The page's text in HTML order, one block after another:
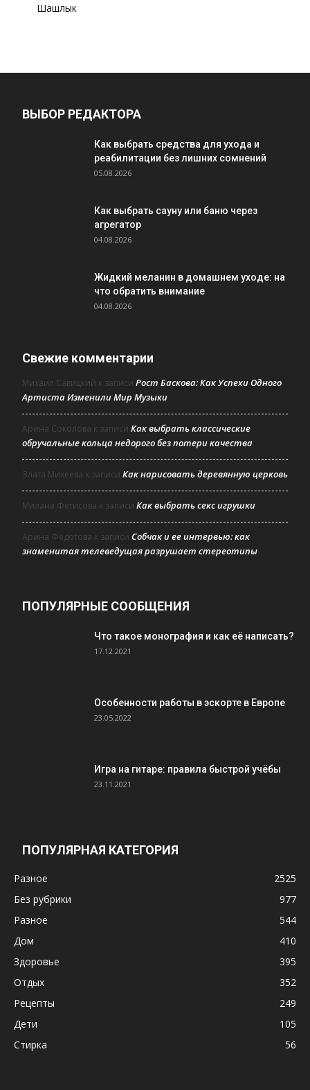
Шашлык
ВЫБОР РЕДАКТОРА
Как выбрать средства для ухода и
реабилитации без лишних сомнений
05.08.2026
Как выбрать сауну или баню через
агрегатор
04.08.2026
Жидкий меланин в домашнем уходе: на
что обратить внимание
04.08.2026
Свежие комментарии
Михаил Савицкий к записи Рост Баскова: Как Успехи Одного
Артиста Изменили Мир Музыки
Арина Соколова к записи Как выбрать классические
обручальные кольца недорого без потери качества
Злата Михеева к записи Как нарисовать деревянную церковь
Милана Фетисова к записи Как выбрать секс игрушки
Арина Федотова к записи Собчак и ее интервью: как
знаменитая телеведущая разрушает стереотипы
ПОПУЛЯРНЫЕ СООБЩЕНИЯ
Что такое монография и как её написать?
17.12.2021
Особенности работы в эскорте в Европе
23.05.2022
Игра на гитаре: правила быстрой учёбы
23.11.2021
ПОПУЛЯРНАЯ КАТЕГОРИЯ
Разное
2525
Без рубрики
977
Разное
544
Дом
410
Здоровье
395
Отдых
352
Рецепты
249
Дети
105
Стирка
56